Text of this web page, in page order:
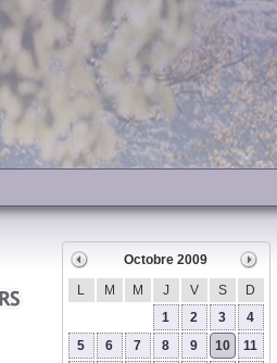
Octobre 2009
L
M M J V S
D
1
2 3
4
5
6 7 8 9 10
11